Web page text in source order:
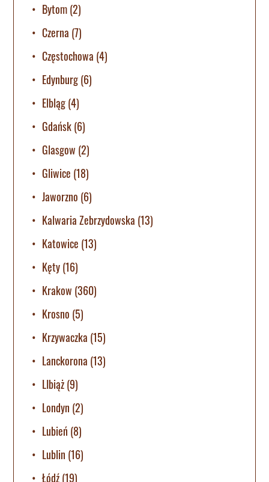
Bytom(2)
Czerna (7)
Częstochowa (4)
Edynburg(6)
Elbląg(4)
Gdańsk(6)
Glasgow (2)
Gliwice (18)
Jaworzno (6)
Kalwaria Zebrzydowska (13)
Katowice (13)
Kęty(16)
Krakow (360)
Krosno (5)
Krzywaczka (15)
Lanckorona (13)
LIbiąż(9)
Londyn (2)
Lubień (8)
Lublin (16)
Łódź(19)